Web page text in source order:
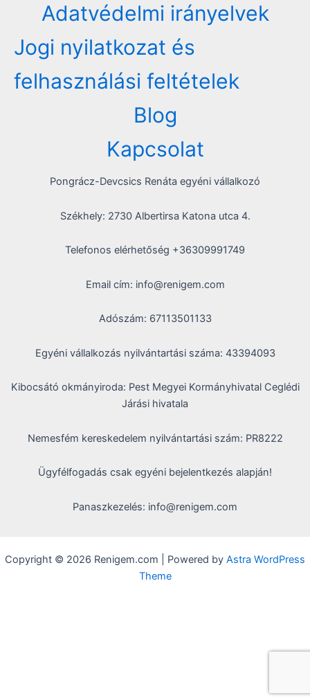
Adatvédelmi irányelvek
Jogi nyilatkozat és
felhasználási feltételek
Blog
Kapcsolat
Pongrácz-Devcsics Renáta egyéni vállalkozó
Székhely: 2730 Albertirsa Katona utca 4.
Telefonos elérhetőség +36309991749
Email cím: info@renigem.com
Adószám: 67113501133
Egyéni vállalkozás nyilvántartási száma: 43394093
Kibocsátó okmányiroda: Pest Megyei Kormányhivatal Ceglédi
Járási hivatala
Nemesfém kereskedelem nyilvántartási szám: PR8222
Ügyfélfogadás csak egyéni bejelentkezés alapján!
Panaszkezelés: info@renigem.com
Copyright © 2026 Renigem.com | Powered by Astra WordPress
Theme